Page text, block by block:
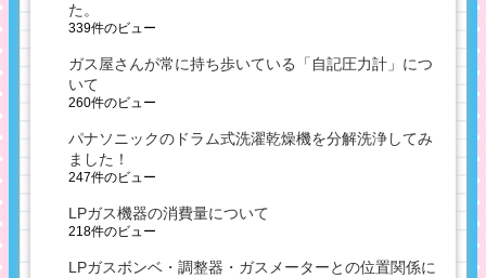
た。
339件のビュー
ガス屋さんが常に持ち歩いている「自記圧力計」につ
いて
260件のビュー
パナソニックのドラム式洗濯乾燥機を分解洗浄してみ
ました！
247件のビュー
LPガス機器の消費量について
218件のビュー
LPガスボンベ・調整器・ガスメーターとの位置関係に